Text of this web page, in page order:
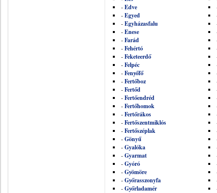
-Edve
-Egyed
-Egyházasfalu
-Enese
-Farád
-Fehértó
-Feketeerdő
-Felpéc
-Fenyőfő
-Fertőboz
-Fertőd
-Fertőendréd
-Fertőhomok
-Fertőrákos
-Fertőszentmiklós
-Fertőszéplak
-Gönyű
-Gyalóka
-Gyarmat
-Gyóró
-Gyömöre
-Győrasszonyfa
-Győrladamér